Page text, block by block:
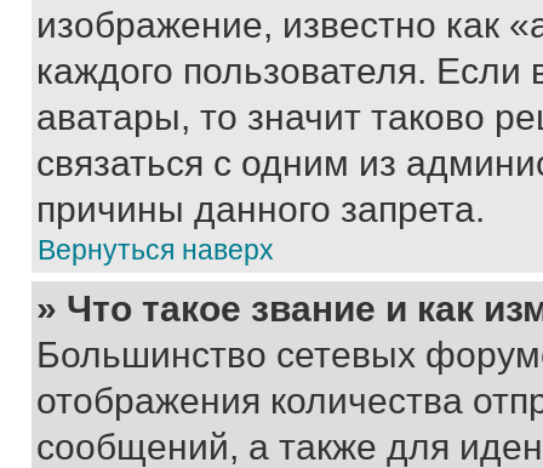
изображение, известно как
каждого пользователя.
аватары, то значит таково
связаться с одним из
причины данного запрета.
Вернуться наверх
» Что такое звание и как
Большинство сетевых
отображения количества
сообщений, а также для